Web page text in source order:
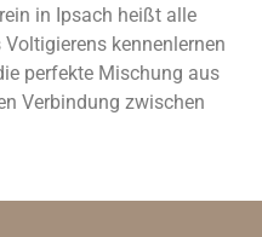
in Ipsach heißt alle
kennenlernen
perfekte Mischung aus
Verbindung zwischen